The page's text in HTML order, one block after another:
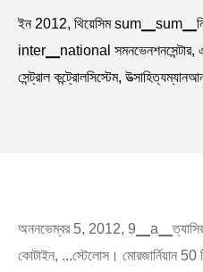
ইন 2012, থিয়েসিম
inter▁national সমনভেনশনসেন্টার,
সেন্ট্রাল কন্ট্রোলসিস্টেম,
অননভেম্বর 5, 2012, 9▁a▁ত্যাসিয়া-
কোটাইন, ...স্টেলোস। মোরজার্নিয়ান 50